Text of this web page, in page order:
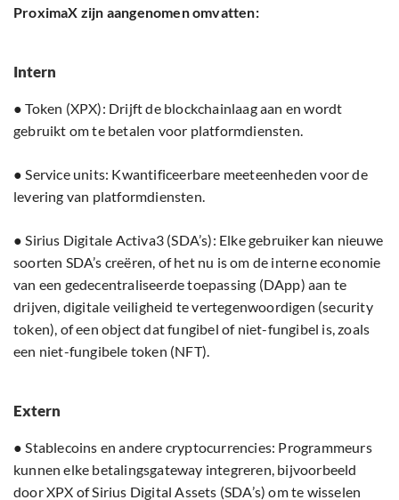
ProximaX zijn aangenomen omvatten:
Intern
● Token (XPX): Drijft de blockchainlaag aan en wordt
gebruikt om te betalen voor platformdiensten.
● Service units: Kwantificeerbare meeteenheden voor de
levering van platformdiensten.
● Sirius Digitale Activa3 (SDA’s): Elke gebruiker kan nieuwe
soorten SDA’s creëren, of het nu is om de interne economie
van een gedecentraliseerde toepassing (DApp) aan te
drijven, digitale veiligheid te vertegenwoordigen (security
token), of een object dat fungibel of niet-fungibel is, zoals
een niet-fungibele token (NFT).
Extern
● Stablecoins en andere cryptocurrencies: Programmeurs
kunnen elke betalingsgateway integreren, bijvoorbeeld
door XPX of Sirius Digital Assets (SDA’s) om te wisselen